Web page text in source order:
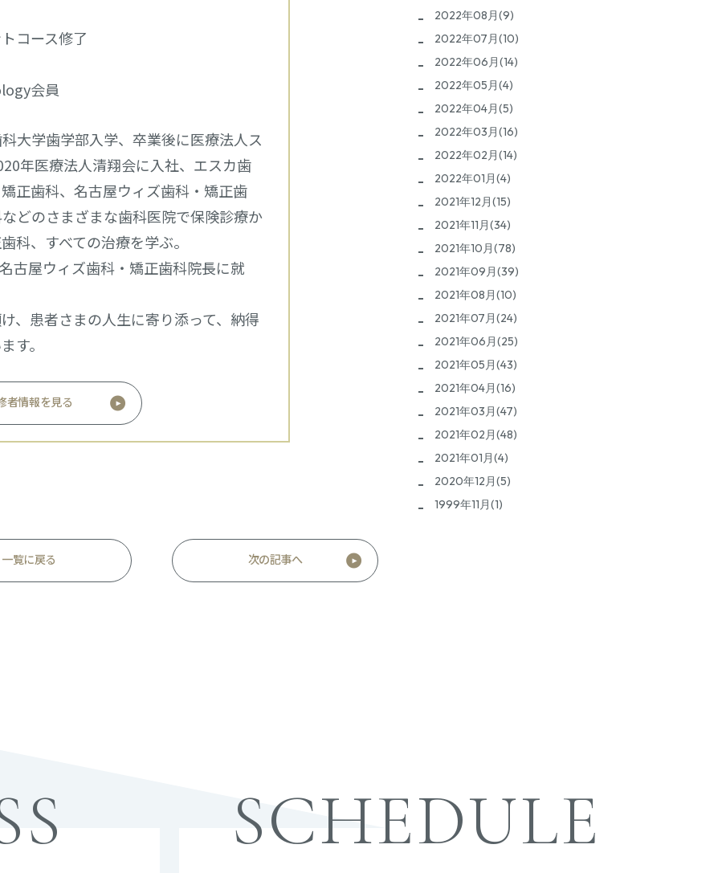
コース修了
会員
大学歯学部入学、卒業後に医療法人ス
年医療法人清翔会に入社、エスカ歯
正歯科、名古屋ウィズ歯科・矯正歯
どのさまざまな歯科医院で保険診療か
科、すべての治療を学ぶ。
古屋ウィズ歯科・矯正歯科院長に就
、患者さまの人生に寄り添って、納得
す。
者情報を見る
一覧に戻る 次の記事へ
2022年08月(9)
2022年07月(10)
2022年06月(14)
2022年05月(4)
2022年04月(5)
2022年03月(16)
2022年02月(14)
2022年01月(4)
2021年12月(15)
2021年11月(34)
2021年10月(78)
2021年09月(39)
2021年08月(10)
2021年07月(24)
2021年06月(25)
2021年05月(43)
2021年04月(16)
2021年03月(47)
2021年02月(48)
2021年01月(4)
2020年12月(5)
1999年11月(1)
SCHEDULE